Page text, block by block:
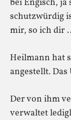
bei Engisch,
schutzwürdig
mir, so ich dir
Heilmann hat
angestellt.
Der von ihm
verwaltet